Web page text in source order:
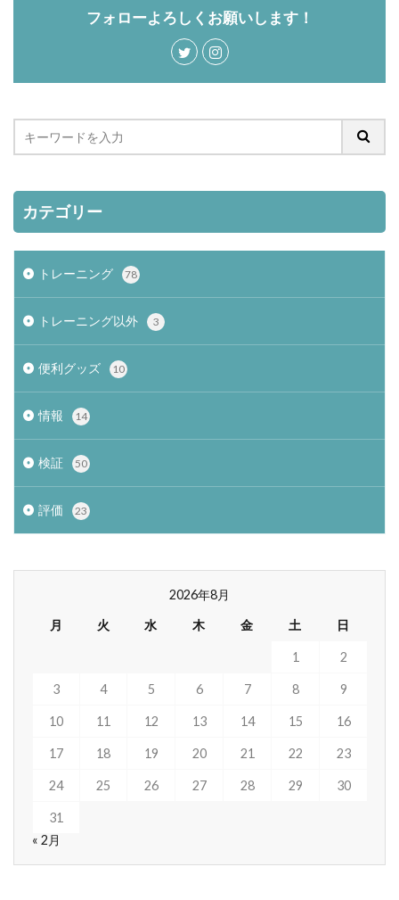
フォローよろしくお願いします！
カテゴリー
トレーニング 78
トレーニング以外 3
便利グッズ 10
情報 14
検証 50
評価 23
2026年8月
月
火 水 木 金 土 日
1 2
3 4 5 6 7 8 9
10 11 12 13 14 15 16
17 18 19 20 21 22 23
24 25 26 27 28 29 30
31
« 2月